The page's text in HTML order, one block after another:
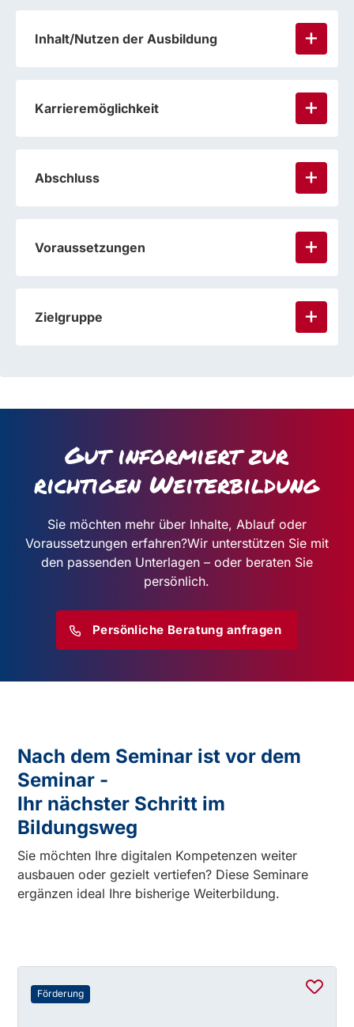
Inhalt/Nutzen der Ausbildung
Karrieremöglichkeit
Abschluss
Voraussetzungen
Zielgruppe
Gut informiert zur
richtigen Weiterbildung
Sie möchten mehr über Inhalte, Ablauf oder
Voraussetzungen erfahren?Wir unterstützen Sie mit
den passenden Unterlagen – oder beraten Sie
persönlich.
Persönliche Beratung anfragen
Nach dem Seminar ist vor dem
Seminar -
Ihr nächster Schritt im
Bildungsweg
Sie möchten Ihre digitalen Kompetenzen weiter
ausbauen oder gezielt vertiefen? Diese Seminare
ergänzen ideal Ihre bisherige Weiterbildung.
Förderung